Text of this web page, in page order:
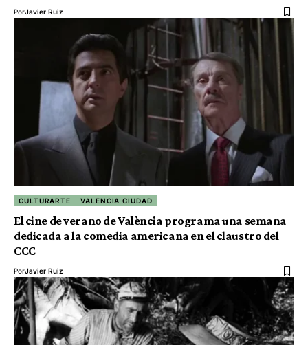
PorJavier Ruiz
CULTURARTE VALENCIA CIUDAD
El cine de verano de València programa una semana
dedicada a la comedia americana en el claustro del
CCC
PorJavier Ruiz